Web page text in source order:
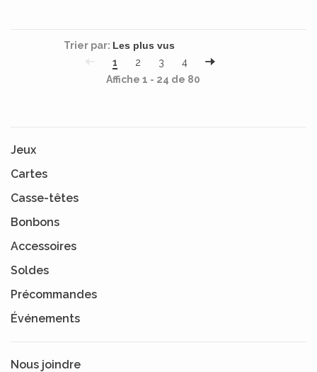
Trier par:
1
2 3
4
Affiche 1 - 24 de 80
Jeux
Cartes
Casse-têtes
Bonbons
Accessoires
Soldes
Précommandes
Événements
Nous joindre